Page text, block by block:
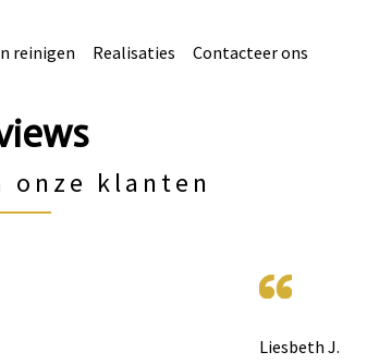
reinigen Realisaties Contacteer ons
onze klanten
Liesbeth J.